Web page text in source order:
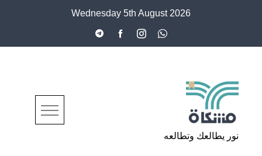
Wednesday 5th August 2026
مشكاة
نور يطالعك وتطالعه